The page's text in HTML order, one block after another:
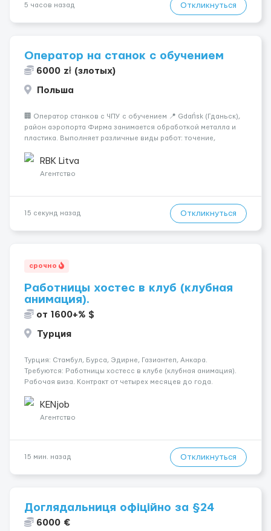
5 часов назад Откликнуться
Оператор на станок с обучением
6000 zł (злотых)
Польша
🏢 Оператор станков с ЧПУ с обучением 📍 Gdańsk (Гданьск),
район аэропорта Фирма занимается обработкой металла и
пластика. Выполняет различные виды работ: точение,
шлифование и пескоструйную обработку. Работа на
современных станках с ЧПУ. ...
RBK Litva
Агентство
15 секунд назад Откликнуться
срочно
Работницы хостес в клуб (клубная
анимация).
от 1600+% $
Турция
Турция: Стамбул, Бурса, Эдирне, Газиантеп, Анкара.
Требуются: Работницы хостесc в клубе (клубная анимация).
Рабочая виза. Контракт от четырех месяцев до года.
страховка. Высокая зарплата + %. Легально. Безопасно.
*Коммуникабел...
KENjob
Агентство
15 мин. назад Откликнуться
Доглядальниця офіційно за §24
6000 €